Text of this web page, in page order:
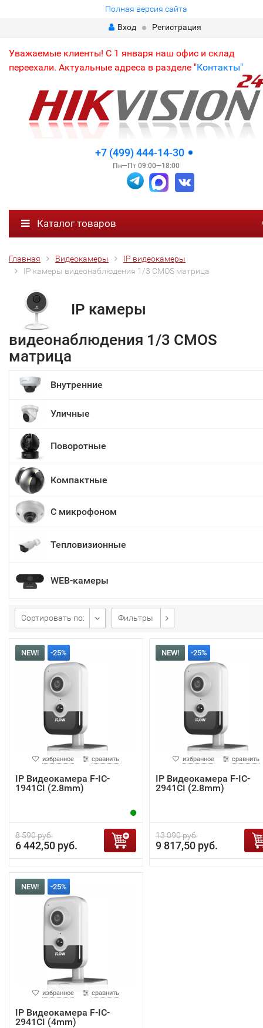
Полная версия сайта
Вход
Регистрация
Уважаемые клиенты! С 1 января наш офис и склад
переехали. Актуальные адреса в разделе "Контакты"
+7 (499) 444-14-30
Пн—Пт 09:00—18:00
Каталог товаров
Главная Видеокамеры
IP видеокамеры
IP камеры видеонаблюдения 1/3 CMOS матрица
IP камеры
видеонаблюдения 1/3 CMOS
матрица
Внутренние
Уличные
Поворотные
Компактные
С микрофоном
Тепловизионные
WEB-камеры
Сортировать по: Фильтры
NEW! -25%
избранное сравнить
IP Видеокамера F-IC-
1941CI (2.8mm)
8 590 руб.
6 442,50 руб.
NEW! -25%
избранное сравнить
IP Видеокамера F-IC-
2941CI (2.8mm)
13 090 руб.
9 817,50 руб.
NEW! -25%
избранное сравнить
IP Видеокамера F-IC-
2941CI (4mm)